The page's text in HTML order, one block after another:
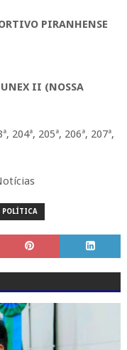
PIRANHENSE
UNEX II (NOSSA
204ª, 205ª, 206ª, 207ª,
POLÍTICA